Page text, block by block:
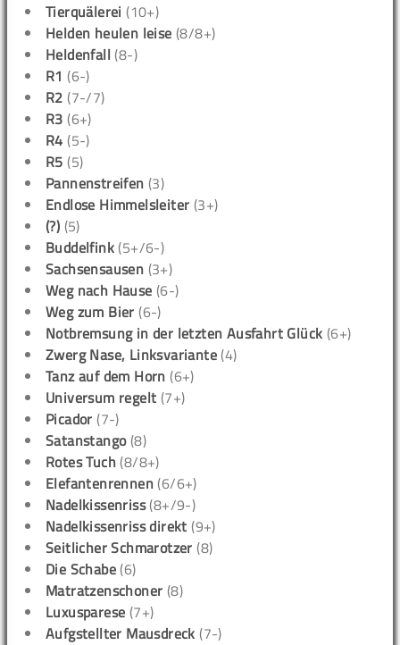
Tierquälerei (10+)
Helden heulen leise (8/8+)
Heldenfall (8-)
R1 (6-)
R2 (7-/7)
R3 (6+)
R4 (5-)
R5 (5)
Pannenstreifen (3)
Endlose Himmelsleiter (3+)
(?) (5)
Buddelfink (5+/6-)
Sachsensausen (3+)
Weg nach Hause (6-)
Weg zum Bier (6-)
Notbremsung in der letzten Ausfahrt Glück (6+)
Zwerg Nase, Linksvariante (4)
Tanz auf dem Horn (6+)
Universum regelt (7+)
Picador (7-)
Satanstango(8)
Rotes Tuch (8/8+)
Elefantenrennen (6/6+)
Nadelkissenriss(8+/9-)
Nadelkissenriss direkt (9+)
Seitlicher Schmarotzer (8)
Die Schabe (6)
Matratzenschoner (8)
Luxusparese (7+)
Aufgstellter Mausdreck (7-)